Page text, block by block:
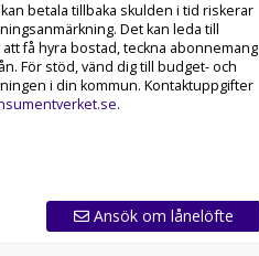
betala tillbaka skulden i tid riskerar
Det kan leda till
få hyra bostad, teckna abonnemang
För stöd, vänd dig till budget- och
i din kommun. Kontaktuppgifter
.
Ansök om lånelöfte